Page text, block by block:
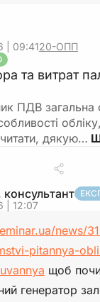
| 09:4120-ОПП
та витрат
ПДВ загальна
дякую…
консультант
| 12:07
news/
pitannya-
щоб
генератор